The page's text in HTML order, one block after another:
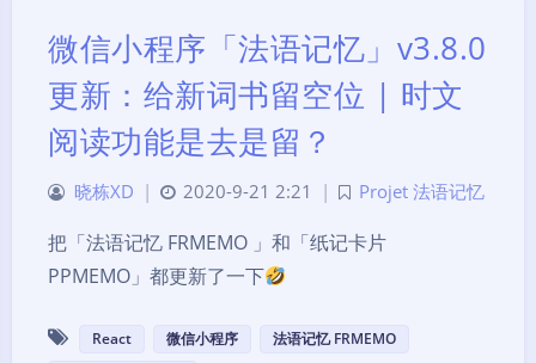
微信小程序「法语记忆」v3.8.0
更新：给新词书留空位 | 时文
阅读功能是去是留？
晓栋XD | 2020-9-21 2:21 | Projet 法语记忆
把「法语记忆 FRMEMO 」和「纸记卡片
PPMEMO」都更新了一下
React 微信小程序
法语记忆 FRMEMO